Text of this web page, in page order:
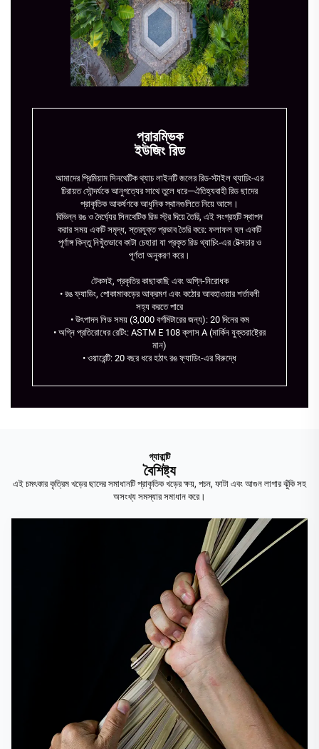
প্রারম্ভিক
ইউজিং রিড
আমাদের প্রিমিয়াম সিনথেটিক থ্যাচ লাইনটি জলের রিড-স্টাইল থ্যাচিং-এর
চিরায়ত সৌন্দর্যকে আনুগত্যের সাথে তুলে ধরে—ঐতিহ্যবাহী রিড ছাদের
প্রাকৃতিক আকর্ষণকে আধুনিক স্থানগুলিতে নিয়ে আসে।
বিভিন্ন রঙ ও দৈর্ঘ্যের সিনথেটিক রিড স্ট্র দিয়ে তৈরি, এই সংগ্রহটি স্থাপন
করার সময় একটি সমৃদ্ধ, স্তরযুক্ত প্রভাব তৈরি করে: ফলাফল হল একটি
পূর্ণাঙ্গ কিন্তু নিখুঁতভাবে কাটা চেহারা যা প্রকৃত রিড থ্যাচিং-এর টেক্সচার ও
পূর্ণতা অনুকরণ করে।
টেকসই, প্রকৃতির কাছাকাছি এবং অগ্নি-নিরোধক
• রঙ ফ্যাডিং, পোকামাকড়ের আক্রমণ এবং কঠোর আবহাওয়ার শর্তাবলী
সহ্য করতে পারে
• উৎপাদন লিড সময় (3,000 বর্গমিটারের জন্য): 20 দিনের কম
• অগ্নি প্রতিরোধের রেটিং: ASTM E 108 ক্লাস A (মার্কিন যুক্তরাষ্ট্রের
মান)
• ওয়ারেন্টি: 20 বছর ধরে হঠাৎ রঙ ফ্যাডিং-এর বিরুদ্ধে
গ্যারান্টি
বৈশিষ্ট্য
এই চমৎকার কৃত্রিম খড়ের ছাদের সমাধানটি প্রাকৃতিক খড়ের ক্ষয়, পচন, ফাটা এবং আগুন লাগার ঝুঁকি সহ
অসংখ্য সমস্যার সমাধান করে।